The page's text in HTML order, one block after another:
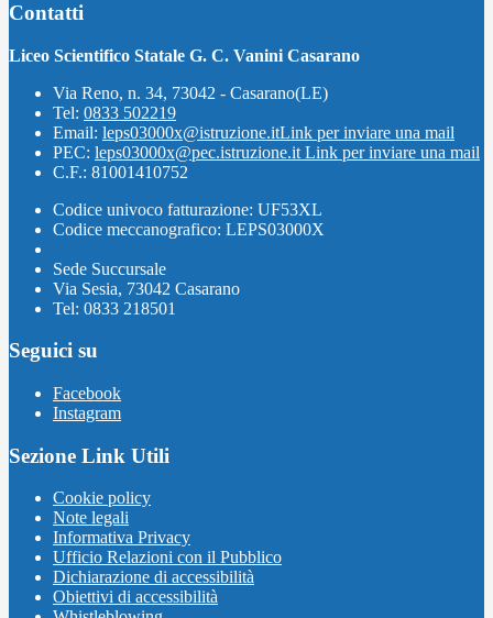
Contatti
Liceo Scientifico Statale G. C. Vanini Casarano
Via Reno, n. 34, 73042 - Casarano(LE)
Tel: 0833 502219
Email: leps03000x@istruzione.itLink per inviare una mail
PEC: leps03000x@pec.istruzione.it Link per inviare una mail
C.F.: 81001410752
Codice univoco fatturazione: UF53XL
Codice meccanografico: LEPS03000X
Sede Succursale
Via Sesia, 73042 Casarano
Tel: 0833 218501
Seguici su
Facebook
Instagram
Sezione Link Utili
Cookie policy
Note legali
Informativa Privacy
Ufficio Relazioni con il Pubblico
Dichiarazione di accessibilità
Obiettivi di accessibilità